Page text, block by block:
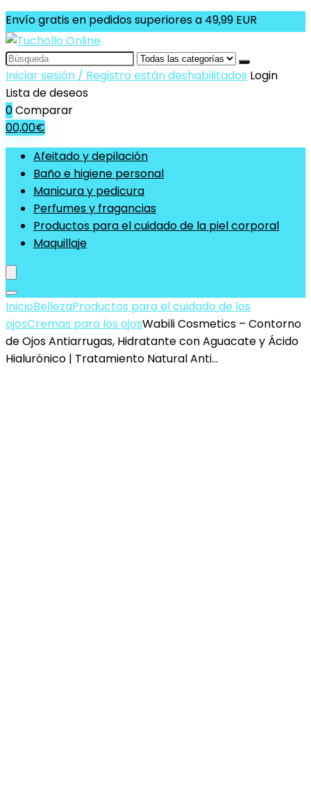
Envío gratis en pedidos superiores a 49,99 EUR
Search
for:
Iniciar sesión / Registro están deshabilitados Login
Lista de deseos
0Comparar
00,00€
Afeitado y depilación
Baño e higiene personal
Manicura y pedicura
Perfumes y fragancias
Productos para el cuidado de la piel corporal
Maquillaje
InicioBellezaProductos para el cuidado de los
ojosCremas para los ojosWabili Cosmetics – Contorno
de Ojos Antiarrugas, Hidratante con Aguacate y Ácido
Hialurónico | Tratamiento Natural Anti…